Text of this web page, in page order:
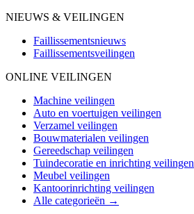
NIEUWS & VEILINGEN
Faillissementsnieuws
Faillissementsveilingen
ONLINE VEILINGEN
Machine veilingen
Auto en voertuigen veilingen
Verzamel veilingen
Bouwmaterialen veilingen
Gereedschap veilingen
Tuindecoratie en inrichting veilingen
Meubel veilingen
Kantoorinrichting veilingen
Alle categorieën →